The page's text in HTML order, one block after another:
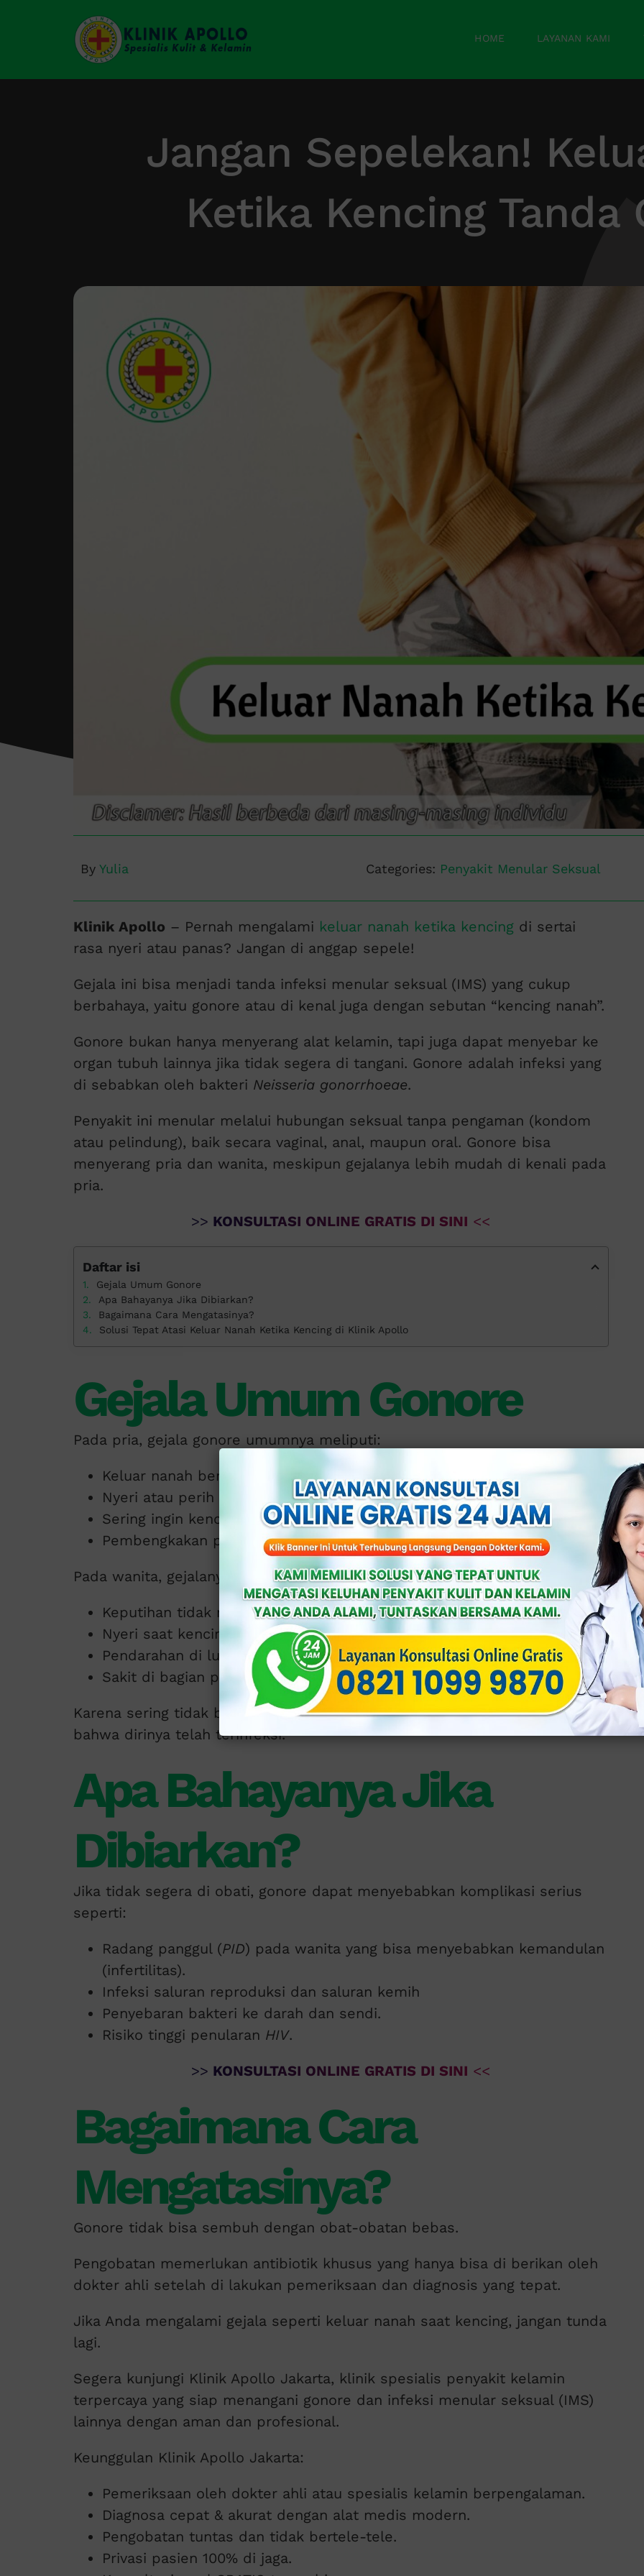
HOME LAYANAN KAMI
Jangan Sepelekan!
Ketika Kencing Tanda
By Yulia Categories: Penyakit Menular Seksual
Klinik Apollo – Pernah mengalami keluar nanah ketika kencingdi sertai
rasa nyeri atau panas? Jangan di anggap sepele!
Gejala ini bisa menjadi tanda infeksi menular seksual (IMS) yang cukup
berbahaya, yaitu gonore atau di kenal juga dengan sebutan “kencing nanah”.
Gonore bukan hanya menyerang alat kelamin, tapi juga dapat menyebar ke
organ tubuh lainnya jika tidak segera di tangani. Gonore adalah infeksi yang
di sebabkan oleh bakteri Neisseria gonorrhoeae.
Penyakit ini menular melalui hubungan seksual tanpa pengaman (kondom
atau pelindung), baik secara vaginal, anal, maupun oral. Gonore bisa
menyerang pria dan wanita, meskipun gejalanya lebih mudah di kenali pada
pria.
>> KONSULTASI ONLINE GRATIS DI SINI <<
Daftar isi
Gejala Umum Gonore
Apa Bahayanya Jika Dibiarkan?
Bagaimana Cara Mengatasinya?
Solusi Tepat Atasi Keluar Nanah Ketika Kencing di Klinik Apollo
Gejala Umum Gonore
Pada pria, gejala gonore umumnya meliputi:
Keluar nanah berwarna kuning kehijauan dari ujung penis.
Nyeri atau perih saat kencing.
Sering ingin kencing.
Pembengkakan pada testis.
Pada wanita, gejalanya bisa lebih samar, seperti:
Keputihan tidak normal (abnormal) dan berbau.
Nyeri saat kencing atau berhubungan intim.
Pendarahan di luar jadwal haid.
Sakit di bagian perut bawah.
Karena sering tidak bergejala pada wanita, banyak yang tidak menyadari
bahwa dirinya telah terinfeksi.
Apa Bahayanya Jika
Dibiarkan?
Jika tidak segera di obati, gonore dapat menyebabkan komplikasi serius
seperti:
Radang panggul (PID) pada wanita yang bisa menyebabkan kemandulan
(infertilitas).
Infeksi saluran reproduksi dan saluran kemih
Penyebaran bakteri ke darah dan sendi.
Risiko tinggi penularan HIV.
>> KONSULTASI ONLINE GRATIS DI SINI <<
Bagaimana Cara
Mengatasinya?
Gonore tidak bisa sembuh dengan obat-obatan bebas.
Pengobatan memerlukan antibiotik khusus yang hanya bisa di berikan oleh
dokter ahli setelah di lakukan pemeriksaan dan diagnosis yang tepat.
Jika Anda mengalami gejala seperti keluar nanah saat kencing, jangan tunda
lagi.
Segera kunjungi Klinik Apollo Jakarta, klinik spesialis penyakit kelamin
terpercaya yang siap menangani gonore dan infeksi menular seksual (IMS)
lainnya dengan aman dan profesional.
Keunggulan Klinik Apollo Jakarta:
Pemeriksaan oleh dokter ahli atau spesialis kelamin berpengalaman.
Diagnosa cepat & akurat dengan alat medis modern.
Pengobatan tuntas dan tidak bertele-tele.
Privasi pasien 100% di jaga.